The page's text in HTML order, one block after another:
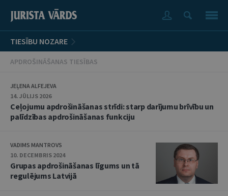
TIESĪBU NOZARE
APDROŠINĀŠANAS TIESĪBAS
JEĻENA ALFEJEVA
14. JŪLIJS 2026
Ceļojumu apdrošināšanas strīdi: starp darījumu brīvību un
palīdzības apdrošināšanas funkciju
VADIMS MANTROVS
10. DECEMBRIS 2024
Grupas apdrošināšanas līgums un tā
regulējums Latvijā